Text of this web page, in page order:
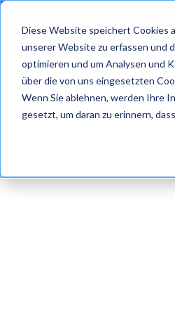
Diese Website speichert Cookies
unserer Website zu erfassen und
optimieren und um Analysen und
über die von uns eingesetzten
Wenn Sie ablehnen, werden Ihre
gesetzt, um daran zu erinnern,
S
o